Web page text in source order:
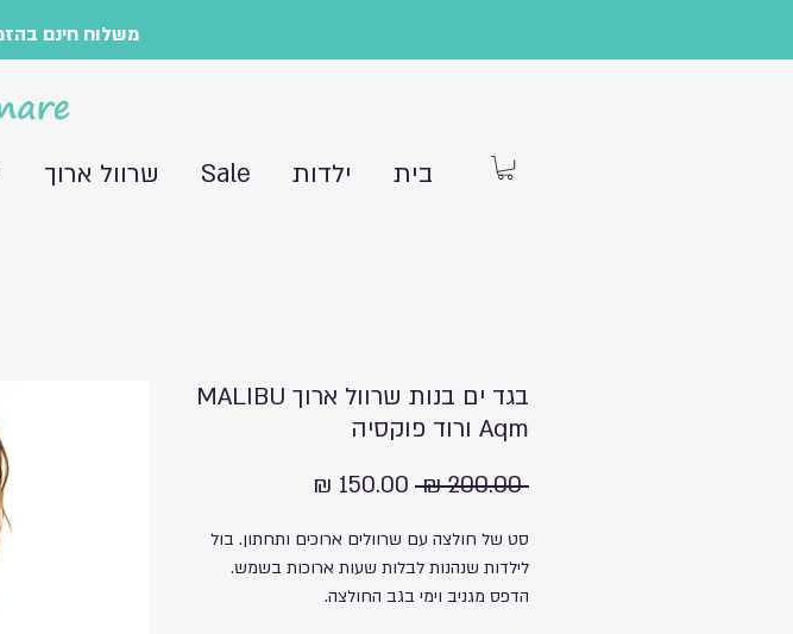
משלוח חינם בהזמנות
בית ילדות Sale שרוול ארוך
בגד ים בנות שרוול ארוך MALIBU
Aqm ורוד פוקסיה
‏200.00 ‏₪
מחיר
סט של חולצה עם שרוולים ארוכים ותחתון. בול
לילדות שנהנות לבלות שעות ארוכות בשמש.
הדפס מגניב וימי בגב החולצה.